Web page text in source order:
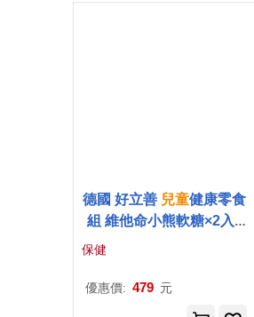
德國 好立善 兒童健康零食
組 維他命小熊軟糖×2入+
維他命C200口含錠×1
保健
優惠價: 479 元